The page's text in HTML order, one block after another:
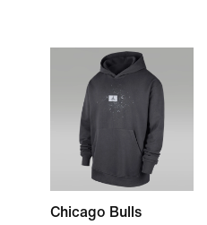
Chicago Bulls